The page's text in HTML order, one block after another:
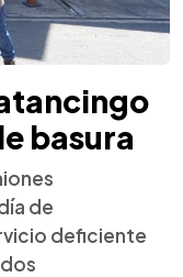
basura
de
deficiente